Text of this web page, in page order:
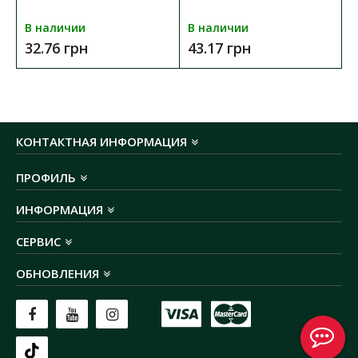
В наличии
32.76 грн
В наличии
43.17 грн
КОНТАКТНАЯ ИНФОРМАЦИЯ
ПРОФИЛЬ
ИНФОРМАЦИЯ
СЕРВИС
ОБНОВЛЕНИЯ